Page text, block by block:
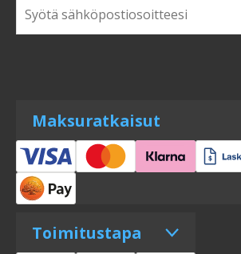
Maksuratkaisut
Toimitustapa